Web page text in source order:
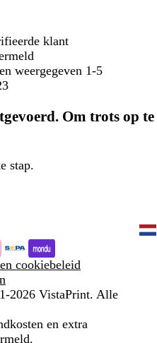
klant
weergegeven 1-5
Naar
3
Om trots op te
stap.
cookiebeleid
2026 VistaPrint. Alle
en extra